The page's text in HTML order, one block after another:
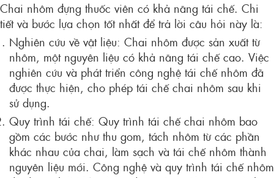
Chai nhôm đựng thuốc viên có khả năng tái chế. Chi
tiết và bước lựa chọn tốt nhất để trả lời câu hỏi này là:
Nghiên cứu về vật liệu: Chai nhôm được sản xuất từ
nhôm, một nguyên liệu có khả năng tái chế cao. Việc
nghiên cứu và phát triển công nghệ tái chế nhôm đã
được thực hiện, cho phép tái chế chai nhôm sau khi
sử dụng.
Quy trình tái chế: Quy trình tái chế chai nhôm bao
gồm các bước như thu gom, tách nhôm từ các phần
khác nhau của chai, làm sạch và tái chế nhôm thành
nguyên liệu mới. Công nghệ và quy trình tái chế nhôm